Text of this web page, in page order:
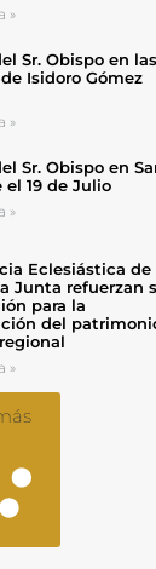
»
Sr. Obispo en las
Isidoro Gómez
»
Sr. Obispo en
19 de Julio
»
Eclesiástica de
Junta refuerzan
para la
del
»